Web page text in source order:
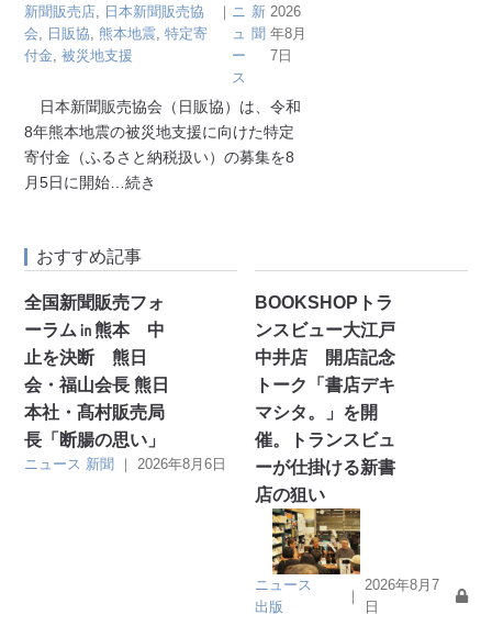
新聞販売店
日本新聞販売協
会
日販協 熊本地震 ,特定寄
付金 ,被災地支援
｜ ニ
ュ
ー
ス
新
聞
2026
年8月
7日
日本新聞販売協会（日販協）は、令和
8年熊本地震の被災地支援に向けた特定
寄付金（ふるさと納税扱い）の募集を8
月5日に開始 …続き
おすすめ記事
全国新聞販売フォ
ーラム㏌熊本 中
止を決断 熊日
会・福山会長 熊日
本社・髙村販売局
長「断腸の思い」
ニュース 新聞 ｜ 2026年8月6日
BOOKSHOPトラ
ンスビュー大江戸
中井店 開店記念
トーク「書店デキ
マシタ。」を開
催。トランスビュ
ーが仕掛ける新書
店の狙い
ニュース
出版
｜
2026年8月7
日